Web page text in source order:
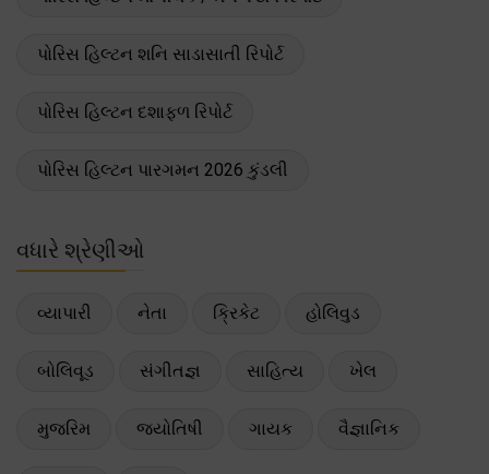
પોરિસ હિલ્ટન શનિ સાડાસાતી રિપોર્ટ
પોરિસ હિલ્ટન દશાફળ રિપોર્ટ
પોરિસ હિલ્ટન પારગમન 2026 કુંડલી
વધારે શ્રેણીઓ
વ્યાપારી નેતા ક્રિકેટ હોલિવુડ
બોલિવૂડ સંગીતજ્ઞ સાહિત્ય ખેલ
મુજરિમ જ્યોતિષી ગાયક વૈજ્ઞાનિક